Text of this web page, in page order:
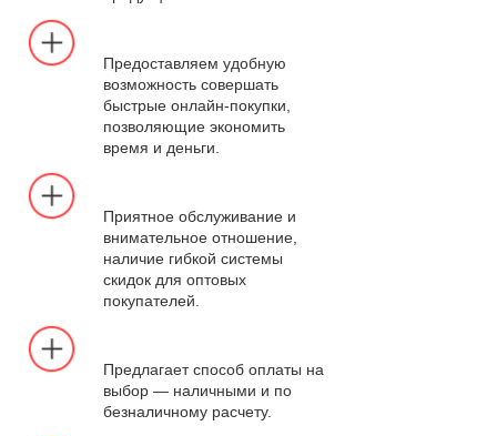
Предоставляем удобную
возможность совершать
быстрые онлайн-покупки,
позволяющие экономить
время и деньги.
Приятное обслуживание и
внимательное отношение,
наличие гибкой системы
скидок для оптовых
покупателей.
Предлагает способ оплаты на
выбор — наличными и по
безналичному расчету.